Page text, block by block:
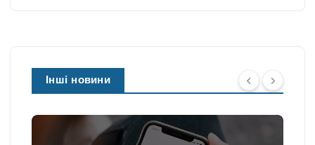
Інші новини